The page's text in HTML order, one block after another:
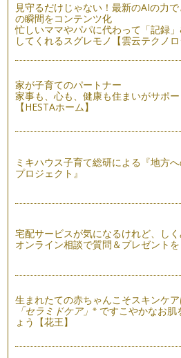
な時代をひしひしと感じています。
ピアノの楽しみ方「７２」基本練習
曲の練習はするけど、ハノンやツェ
るのは嫌がりますというお悩み相談
ピアノの楽しみ方「７１」伴奏を楽し
ピアノを習っていると、学校でピア
れることもあるかと思います。 …
ピアノの楽しみ方「７０」練習の習
今回は、お子様が練習嫌いになら
者の皆様が何ができるかを少しお話
朝食の時、今日はリストのピアノ
ピアノの楽しみ方「６８」苦手なと
ピアノを教えていくなかで、やは
ます。例えば、シにフラット「シの
ピアノの楽しみ方「６７」練習する
それぞれの目標に向かって、ピアノ
ゃると思いますが、ピアノを続けて
見守るだけじゃない！最新のAIの力で
の瞬間をコンテンツ化
忙しいママやパパに代わって「記録」
してくれるスグレモノ【雲云テクノロ
家が子育てのパートナー
家事も、心も、健康も住まいがサポー
【HESTAホーム】
ミキハウス子育て総研による『地方
プロジェクト』
宅配サービスが気になるけれど、しく
オンライン相談で質問＆プレゼントを
生まれたての赤ちゃんこそスキンケ
「セラミドケア」※ ですこやかなお肌
ょう【花王】